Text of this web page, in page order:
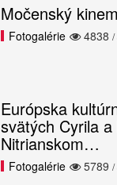
Močenský
4838
Fotogalérie /
Európska
svätých Cyrila
Nitrianskom…
5789
Fotogalérie /